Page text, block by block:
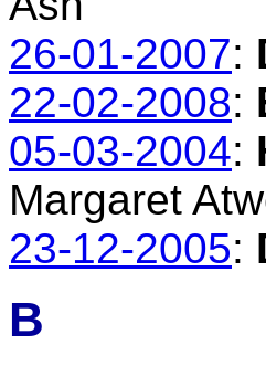
26-01-2007:
22-02-2008:
05-03-2004:
Margaret
23-12-2005:
B